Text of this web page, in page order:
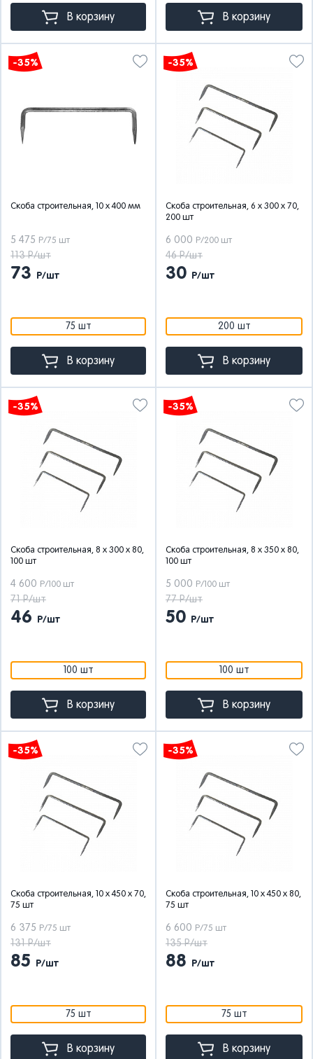
В корзину В корзину
-35%
Скоба строительная, 10 x 400 мм
5 475 Р/75 шт
113 Р/шт
73 Р/шт
75 шт
В корзину
-35%
Скоба строительная, 6 x 300 x 70,
200 шт
6 000 Р/200 шт
46 Р/шт
30 Р/шт
200 шт
В корзину
-35%
Скоба строительная, 8 x 300 x 80,
100 шт
4 600 Р/100 шт
71 Р/шт
46 Р/шт
100 шт
В корзину
-35%
Скоба строительная, 8 x 350 x 80,
100 шт
5 000 Р/100 шт
77 Р/шт
50 Р/шт
100 шт
В корзину
-35%
Скоба строительная, 10 x 450 x 70,
75 шт
6 375 Р/75 шт
131 Р/шт
85 Р/шт
75 шт
В корзину
-35%
Скоба строительная, 10 x 450 x 80,
75 шт
6 600 Р/75 шт
135 Р/шт
88 Р/шт
75 шт
В корзину